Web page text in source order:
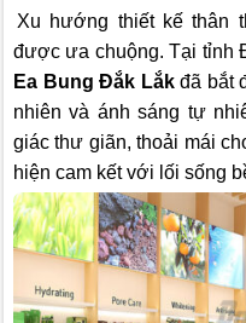
Xu hướng thiết kế thân
được ưa chuộng. Tại tỉnh
Ea Bung Đắk Lắkđã bắt
nhiên và ánh sáng tự
giác thư giãn, thoải mái
hiện cam kết với lối sống